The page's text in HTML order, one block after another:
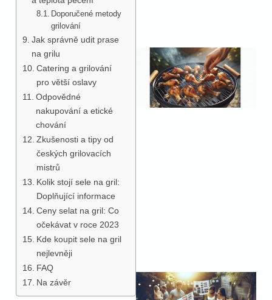
Doporučené metody
grilování
Jak správně udit prase
na grilu
Catering a grilování
pro větší oslavy
Odpovědné
nakupování a etické
chování
Zkušenosti a tipy od
českých grilovacích
mistrů
Kolik stojí sele na gril:
Doplňující informace
Ceny selat na gril: Co
očekávat v roce 2023
Kde koupit sele na gril
nejlevněji
FAQ
Na závěr